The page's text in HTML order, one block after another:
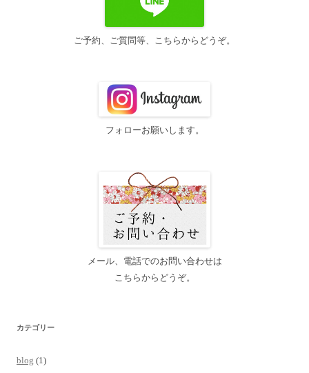
ご予約、ご質問等、こちらからどうぞ。
フォローお願いします。
メール、電話でのお問い合わせは
こちらからどうぞ。
カテゴリー
blog (1)